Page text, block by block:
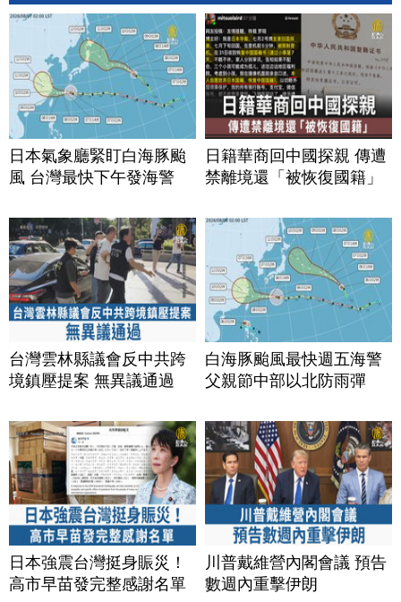
日本氣象廳緊盯白海豚颱
風 台灣最快下午發海警
日籍華商回中國探親 傳遭
禁離境還「被恢復國籍」
台灣雲林縣議會反中共跨
境鎮壓提案 無異議通過
白海豚颱風最快週五海警
父親節中部以北防雨彈
日本強震台灣挺身賑災！
高市早苗發完整感謝名單
川普戴維營內閣會議 預告
數週內重擊伊朗